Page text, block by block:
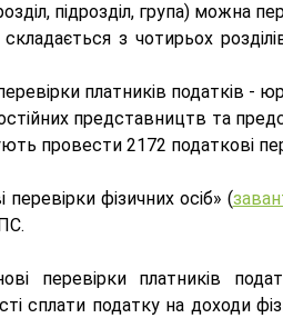
підрозділ, група) можна
з чотирьох
платників податків -
представництв та
провести 2172 податкові
перевірки фізичних осіб» (
перевірки платників
сплати податку на доходи